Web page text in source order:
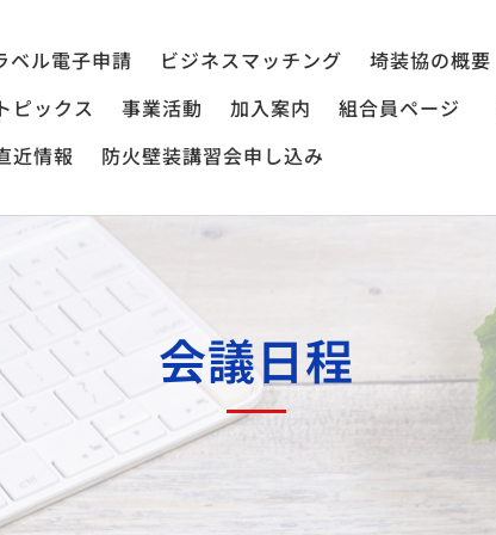
ベル電子申請 ビジネスマッチング 埼装協の概要
トピックス
事業活動 加入案内 組合員ページ
近情報
防火壁装講習会申し込み
会議日程